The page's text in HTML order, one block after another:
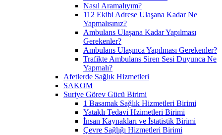
Nasıl Aramalıyım?
112 Ekibi Adrese Ulaşana Kadar Ne
Yapmalısınız?
Ambulans Ulaşana Kadar Yapılması
Gerekenler?
Ambulans Ulaşınca Yapılması Gerekenler?
Trafikte Ambulans Siren Sesi Duyunca Ne
Yapmalı?
Afetlerde Sağlık Hizmetleri
SAKOM
Suriye Görev Gücü Birimi
1 Basamak Sağlık Hizmetleri Birimi
Yataklı Tedavi Hzimetleri Birimi
İnsan Kaynakları ve İstatistik Birimi
Çevre Sağlığı Hizmetleri Birimi